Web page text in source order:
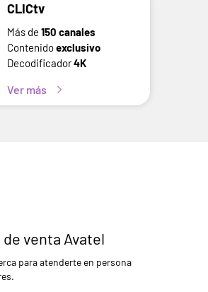
CLICtv
Más de 150 canales
Contenidoexclusivo
Decodificador4K
Ver más
venta Avatel
para atenderte en persona